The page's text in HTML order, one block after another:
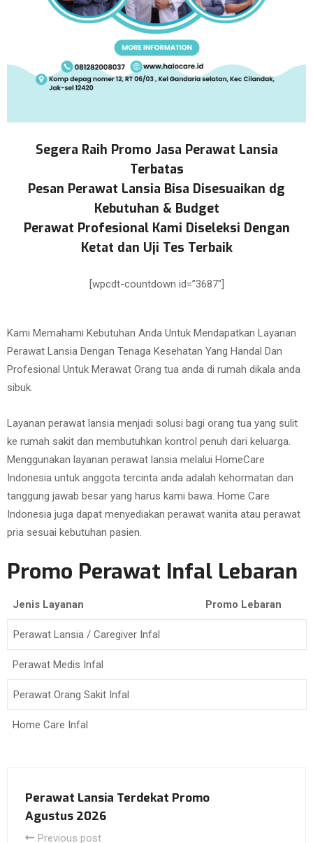
Segera Raih Promo Jasa Perawat Lansia
Terbatas
Pesan Perawat Lansia Bisa Disesuaikan dg
Kebutuhan & Budget
Perawat Profesional Kami Diseleksi Dengan
Ketat dan Uji Tes Terbaik
[wpcdt-countdown id=”3687″]
Kami Memahami Kebutuhan Anda Untuk Mendapatkan Layanan
Perawat Lansia Dengan Tenaga Kesehatan Yang Handal Dan
Profesional Untuk Merawat Orang tua anda di rumah dikala anda
sibuk.
Layanan perawat lansia menjadi solusi bagi orang tua yang sulit
ke rumah sakit dan membutuhkan kontrol penuh dari keluarga.
Menggunakan layanan perawat lansia melalui HomeCare
Indonesia untuk anggota tercinta anda adalah kehormatan dan
tanggung jawab besar yang harus kami bawa. Home Care
Indonesia juga dapat menyediakan perawat wanita atau perawat
pria sesuai kebutuhan pasien.
Promo Perawat Infal Lebaran
Jenis Layanan Promo Lebaran
Perawat Lansia / Caregiver Infal
Perawat Medis Infal
Perawat Orang Sakit Infal
Home Care Infal
Perawat Lansia Terdekat Promo
Agustus 2026
Previous post